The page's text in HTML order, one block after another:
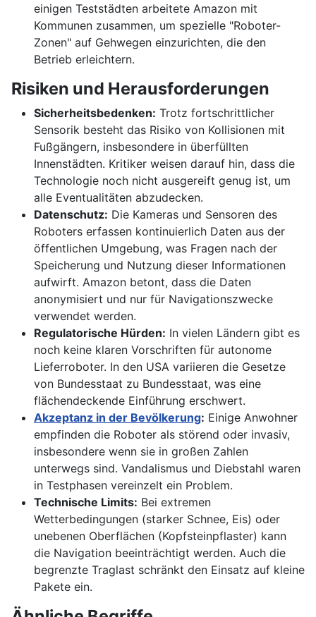
einigen Teststädten arbeitete Amazon mit
Kommunen zusammen, um spezielle "Roboter-
Zonen" auf Gehwegen einzurichten, die den
Betrieb erleichtern.
Risiken und Herausforderungen
Sicherheitsbedenken: Trotz fortschrittlicher
Sensorik besteht das Risiko von Kollisionen mit
Fußgängern, insbesondere in überfüllten
Innenstädten. Kritiker weisen darauf hin, dass die
Technologie noch nicht ausgereift genug ist, um
alle Eventualitäten abzudecken.
Datenschutz: Die Kameras und Sensoren des
Roboters erfassen kontinuierlich Daten aus der
öffentlichen Umgebung, was Fragen nach der
Speicherung und Nutzung dieser Informationen
aufwirft. Amazon betont, dass die Daten
anonymisiert und nur für Navigationszwecke
verwendet werden.
Regulatorische Hürden: In vielen Ländern gibt es
noch keine klaren Vorschriften für autonome
Lieferroboter. In den USA variieren die Gesetze
von Bundesstaat zu Bundesstaat, was eine
flächendeckende Einführung erschwert.
Akzeptanz in der Bevölkerung: Einige Anwohner
empfinden die Roboter als störend oder invasiv,
insbesondere wenn sie in großen Zahlen
unterwegs sind. Vandalismus und Diebstahl waren
in Testphasen vereinzelt ein Problem.
Technische Limits: Bei extremen
Wetterbedingungen (starker Schnee, Eis) oder
unebenen Oberflächen (Kopfsteinpflaster) kann
die Navigation beeinträchtigt werden. Auch die
begrenzte Traglast schränkt den Einsatz auf kleine
Pakete ein.